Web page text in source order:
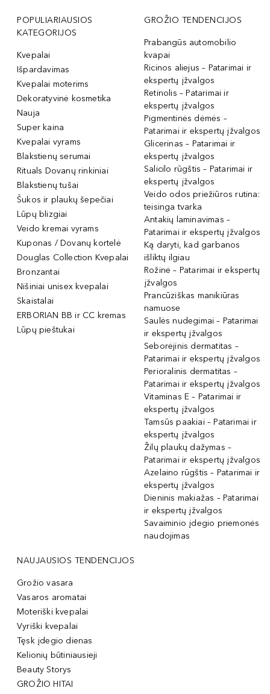
POPULIARIAUSIOS
KATEGORIJOS
Kvepalai
Išpardavimas
Kvepalai moterims
Dekoratyvinė kosmetika
Nauja
Super kaina
Kvepalai vyrams
Blakstienų serumai
Rituals Dovanų rinkiniai
Blakstienų tušai
Šukos ir plaukų šepečiai
Lūpų blizgiai
Veido kremai vyrams
Kuponas / Dovanų kortelė
Douglas Collection Kvepalai
Bronzantai
Nišiniai unisex kvepalai
Skaistalai
ERBORIAN BB ir CC kremas
Lūpų pieštukai
GROŽIO TENDENCIJOS
Prabangūs automobilio
kvapai
Ricinos aliejus – Patarimai ir
ekspertų įžvalgos
Retinolis – Patarimai ir
ekspertų įžvalgos
Pigmentinės dėmės –
Patarimai ir ekspertų įžvalgos
Glicerinas – Patarimai ir
ekspertų įžvalgos
Salicilo rūgštis – Patarimai ir
ekspertų įžvalgos
Veido odos priežiūros rutina:
teisinga tvarka
Antakių laminavimas –
Patarimai ir ekspertų įžvalgos
Ką daryti, kad garbanos
išliktų ilgiau
Rožinė – Patarimai ir ekspertų
įžvalgos
Prancūziškas manikiūras
namuose
Saulės nudegimai – Patarimai
ir ekspertų įžvalgos
Seborėjinis dermatitas –
Patarimai ir ekspertų įžvalgos
Perioralinis dermatitas –
Patarimai ir ekspertų įžvalgos
Vitaminas E – Patarimai ir
ekspertų įžvalgos
Tamsūs paakiai – Patarimai ir
ekspertų įžvalgos
Žilų plaukų dažymas –
Patarimai ir ekspertų įžvalgos
Azelaino rūgštis – Patarimai ir
ekspertų įžvalgos
Dieninis makiažas – Patarimai
ir ekspertų įžvalgos
Savaiminio įdegio priemonės
naudojimas
NAUJAUSIOS TENDENCIJOS
Grožio vasara
Vasaros aromatai
Moteriški kvepalai
Vyriški kvepalai
Tęsk įdegio dienas
Kelionių būtiniausieji
Beauty Storys
GROŽIO HITAI